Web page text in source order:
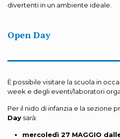
divertenti in un ambiente ideale.
Open Day
È possibile visitare la scuola in
week e degli eventi/laboratori
Per il nido di infanzia e la sezione
Daysarà:
mercoledì 27 MAGGIO